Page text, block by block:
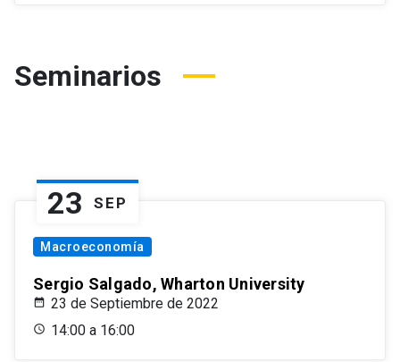
Seminarios
23 SEP
Macroeconomía
Sergio Salgado, Wharton University
23 de Septiembre de 2022
14:00 a 16:00